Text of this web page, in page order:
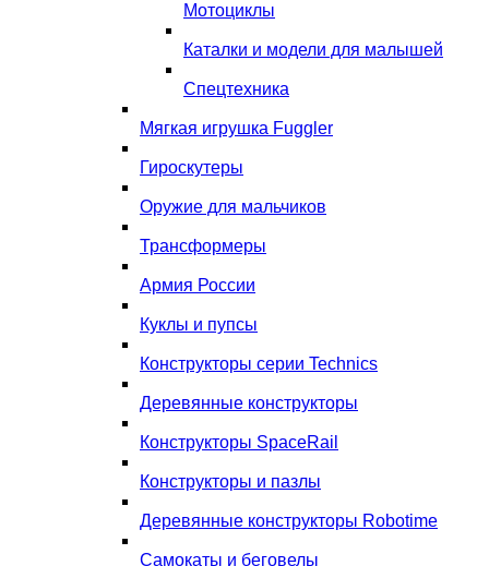
Мотоциклы
Каталки и модели для малышей
Спецтехника
Мягкая игрушка Fuggler
Гироскутеры
Оружие для мальчиков
Трансформеры
Армия России
Куклы и пупсы
Конструкторы серии Technics
Деревянные конструкторы
Конструкторы SpaceRail
Конструкторы и пазлы
Деревянные конструкторы Robotime
Самокаты и беговелы